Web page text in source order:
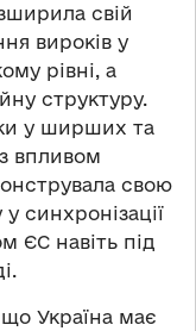
свій
вироків у
рівні, а
структуру.
у ширших та
впливом
свою
синхронізації
ЄС навіть під
що Україна має